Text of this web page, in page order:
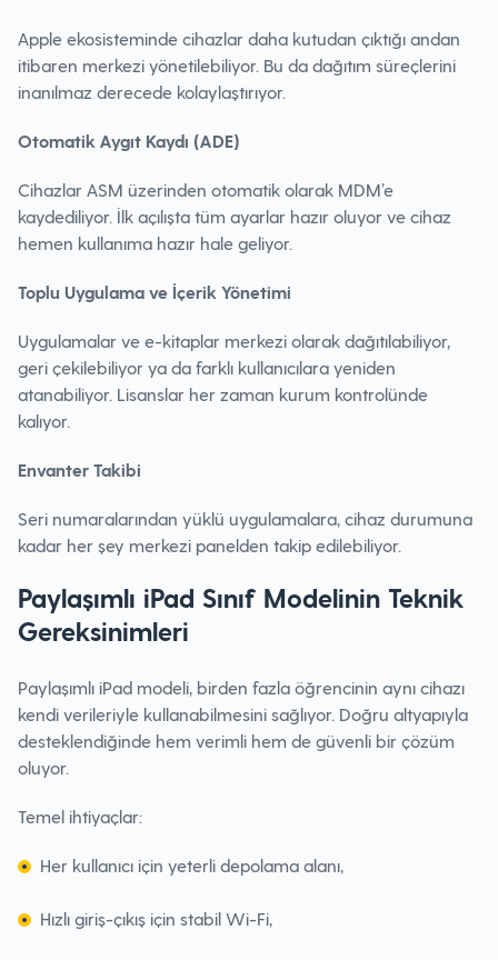
Apple ekosisteminde cihazlar daha kutudan çıktığı andan
itibaren merkezi yönetilebiliyor. Bu da dağıtım süreçlerini
inanılmaz derecede kolaylaştırıyor.
Otomatik Aygıt Kaydı (ADE)
Cihazlar ASM üzerinden otomatik olarak MDM’e
kaydediliyor. İlk açılışta tüm ayarlar hazır oluyor ve cihaz
hemen kullanıma hazır hale geliyor.
Toplu Uygulama ve İçerik Yönetimi
Uygulamalar ve e-kitaplar merkezi olarak dağıtılabiliyor,
geri çekilebiliyor ya da farklı kullanıcılara yeniden
atanabiliyor. Lisanslar her zaman kurum kontrolünde
kalıyor.
Envanter Takibi
Seri numaralarından yüklü uygulamalara, cihaz durumuna
kadar her şey merkezi panelden takip edilebiliyor.
Paylaşımlı iPad Sınıf Modelinin Teknik
Gereksinimleri
Paylaşımlı iPad modeli, birden fazla öğrencinin aynı cihazı
kendi verileriyle kullanabilmesini sağlıyor. Doğru altyapıyla
desteklendiğinde hem verimli hem de güvenli bir çözüm
oluyor.
Temel ihtiyaçlar:
Her kullanıcı için yeterli depolama alanı,
Hızlı giriş-çıkış için stabil Wi-Fi,